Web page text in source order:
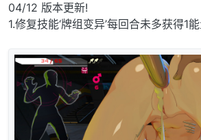
04/12 版本更新!
1.修复技能‘牌组变异’每回合未多获得1